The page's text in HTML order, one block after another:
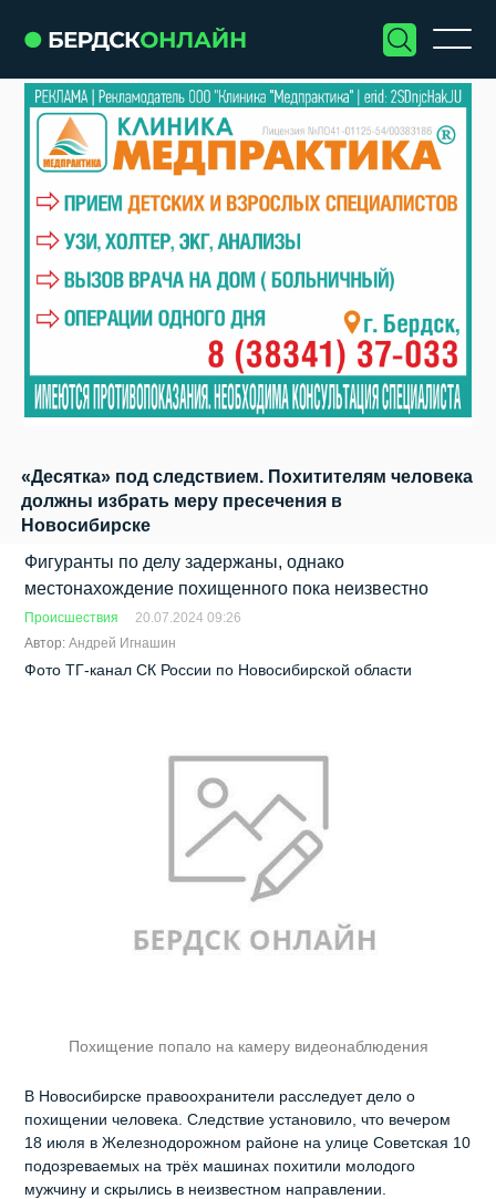
«Десятка» под следствием. Похитителям человека
должны избрать меру пресечения в
Новосибирске
Фигуранты по делу задержаны, однако
местонахождение похищенного пока неизвестно
Происшествия
20.07.2024 09:26
Автор:Андрей Игнашин
Фото ТГ-канал СК России по Новосибирской области
Похищение попало на камеру видеонаблюдения
В Новосибирске правоохранители расследует дело о
похищении человека. Следствие установило, что вечером
18 июля в Железнодорожном районе на улице Советская 10
подозреваемых на трёх машинах похитили молодого
мужчину и скрылись в неизвестном направлении.